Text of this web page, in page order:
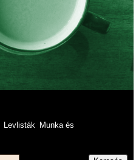
Levlisták
Munka és